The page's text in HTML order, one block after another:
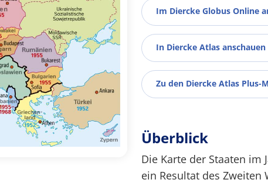
Im Diercke Globus Online
In Diercke Atlas anschauen
Zu den Diercke Atlas Plus-
Überblick
Die Karte der Staaten im
ein Resultat des Zweiten